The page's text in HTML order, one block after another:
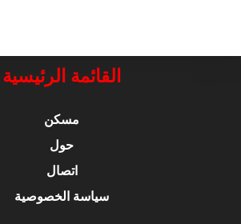
القائمة الرئيسية
مسكن
حول
اتصال
سياسة الخصوصية